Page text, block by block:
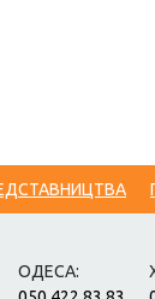
ОДЕСА: